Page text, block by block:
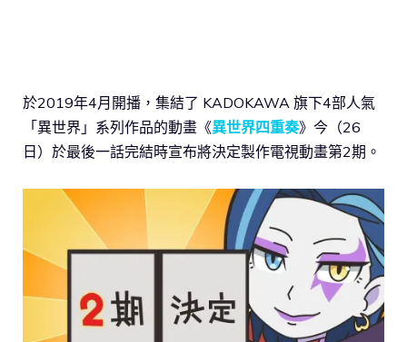
於2019年4月開播，集結了 KADOKAWA 旗下4部人氣
「異世界」系列作品的動畫《異世界四重奏》今（26
日）於最後一話完結時宣布將決定製作電視動畫第2期。